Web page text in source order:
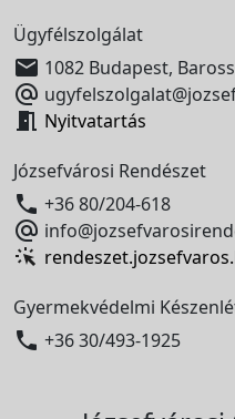
Ügyfélszolgálat
 1082 Budapest,

 Nyitvatartás
Józsefvárosi Rendészet
 +36 80/204-618

Gyermekvédelmi
 +36 30/493-1925